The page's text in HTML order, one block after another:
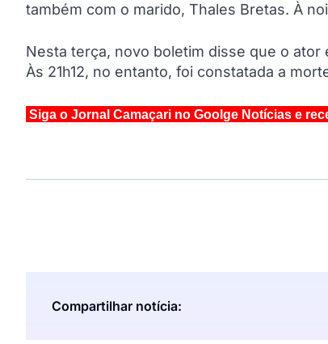
também com o marido, Thales Bretas. À
Nesta terça, novo boletim disse que o
Às 21h12, no entanto, foi constatada a
Siga o Jornal Camaçari no Goolge Notícias e
Compartilhar notícia: